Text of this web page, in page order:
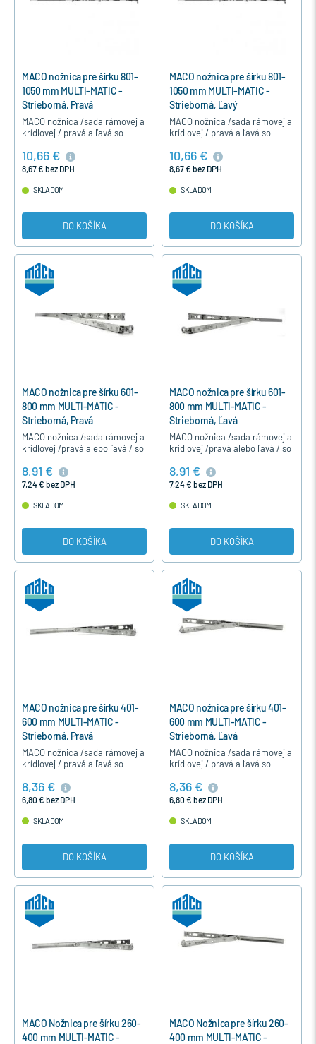
MACO nožnica pre šírku 801-
1050 mm MULTI-MATIC -
Strieborná, Pravá
MACO nožnica /sada rámovej a
krídlovej / pravá a ľavá so
pre otváravo-sklopné
jednokrídlové a dvojkrídlové
10,66 €
8,67 € bez DPH
SKLADOM
DO KOŠÍKA
MACO nožnica pre šírku 801-
1050 mm MULTI-MATIC -
Strieborná, Ľavý
MACO nožnica /sada rámovej a
krídlovej / pravá a ľavá so
pre otváravo-sklopné
jednokrídlové a dvojkrídlové
10,66 €
8,67 € bez DPH
SKLADOM
DO KOŠÍKA
MACO nožnica pre šírku 601-
800 mm MULTI-MATIC -
Strieborná, Pravá
MACO nožnica /sada rámovej a
krídlovej /pravá alebo ľavá / so
pre otváravo-sklopné
jednokrídlové a dvojkrídlové…
8,91 €
7,24 € bez DPH
SKLADOM
DO KOŠÍKA
MACO nožnica pre šírku 601-
800 mm MULTI-MATIC -
Strieborná, Ľavá
MACO nožnica /sada rámovej a
krídlovej /pravá alebo ľavá / so
pre otváravo-sklopné
jednokrídlové a dvojkrídlové…
8,91 €
7,24 € bez DPH
SKLADOM
DO KOŠÍKA
MACO nožnica pre šírku 401-
600 mm MULTI-MATIC -
Strieborná, Pravá
MACO nožnica /sada rámovej a
krídlovej / pravá a ľavá so
vetraním je určená pre
otváravo-sklopné
8,36 €
6,80 € bez DPH
SKLADOM
DO KOŠÍKA
MACO nožnica pre šírku 401-
600 mm MULTI-MATIC -
Strieborná, Ľavá
MACO nožnica /sada rámovej a
krídlovej / pravá a ľavá so
vetraním je určená pre
otváravo-sklopné
8,36 €
6,80 € bez DPH
SKLADOM
DO KOŠÍKA
MACO Nožnica pre šírku 260-
400 mm MULTI-MATIC -
MACO Nožnica pre šírku 260-
400 mm MULTI-MATIC -